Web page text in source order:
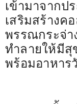
เข้ามาจากป
เสริมสร้างค
พรรณกระจ่
ทำลายให้มี
พร้อมอาหาร